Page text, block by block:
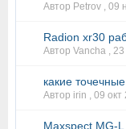
Автор Petrov , 09
Radion xr30
Автор Vancha , 23
какие
Автор irin , 09 окт
Maxspect MG-